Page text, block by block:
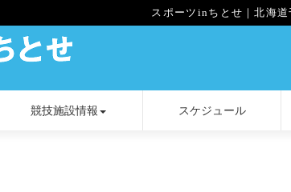
スポーツinちとせ｜北海
競技施設情報 スケジュール